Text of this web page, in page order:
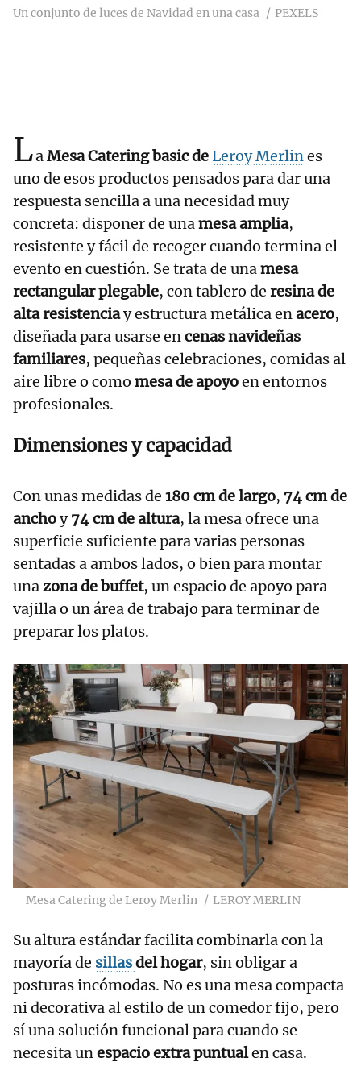
Un conjunto de luces de Navidad en una casa PEXELS
LaMesa Catering basic deLeroy Merlines
uno de esos productos pensados para dar una
respuesta sencilla a una necesidad muy
concreta: disponer de unamesa amplia,
resistente y fácil de recoger cuando termina el
evento en cuestión. Se trata de unamesa
rectangular plegable, con tablero de resina de
alta resistenciay estructura metálica enacero,
diseñada para usarse encenas navideñas
familiares, pequeñas celebraciones, comidas al
aire libre o como mesa de apoyoen entornos
profesionales.
Dimensiones y capacidad
Con unas medidas de 180 cm de largo, 74 cm de
anchoy74 cm de altura, la mesa ofrece una
superficie suficiente para varias personas
sentadas a ambos lados, o bien para montar
unazona de buffet, un espacio de apoyo para
vajilla o un área de trabajo para terminar de
preparar los platos.
Mesa Catering de Leroy Merlin LEROY MERLIN
Su altura estándar facilita combinarla con la
mayoría de sillasdel hogar, sin obligar a
posturas incómodas. No es una mesa compacta
ni decorativa al estilo de un comedor fijo, pero
sí una solución funcional para cuando se
necesita unespacio extra puntualen casa.